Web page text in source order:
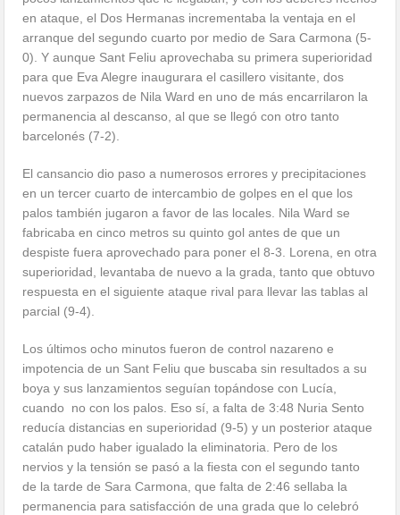
en ataque, el Dos Hermanas incrementaba la ventaja en el
arranque del segundo cuarto por medio de Sara Carmona (5-
0). Y aunque Sant Feliu aprovechaba su primera superioridad
para que Eva Alegre inaugurara el casillero visitante, dos
nuevos zarpazos de Nila Ward en uno de más encarrilaron la
permanencia al descanso, al que se llegó con otro tanto
barcelonés (7-2).
El cansancio dio paso a numerosos errores y precipitaciones
en un tercer cuarto de intercambio de golpes en el que los
palos también jugaron a favor de las locales. Nila Ward se
fabricaba en cinco metros su quinto gol antes de que un
despiste fuera aprovechado para poner el 8-3. Lorena, en otra
superioridad, levantaba de nuevo a la grada, tanto que obtuvo
respuesta en el siguiente ataque rival para llevar las tablas al
parcial (9-4).
Los últimos ocho minutos fueron de control nazareno e
impotencia de un Sant Feliu que buscaba sin resultados a su
boya y sus lanzamientos seguían topándose con Lucía,
cuando no con los palos. Eso sí, a falta de 3:48 Nuria Sento
reducía distancias en superioridad (9-5) y un posterior ataque
catalán pudo haber igualado la eliminatoria. Pero de los
nervios y la tensión se pasó a la fiesta con el segundo tanto
de la tarde de Sara Carmona, que falta de 2:46 sellaba la
permanencia para satisfacción de una grada que lo celebró